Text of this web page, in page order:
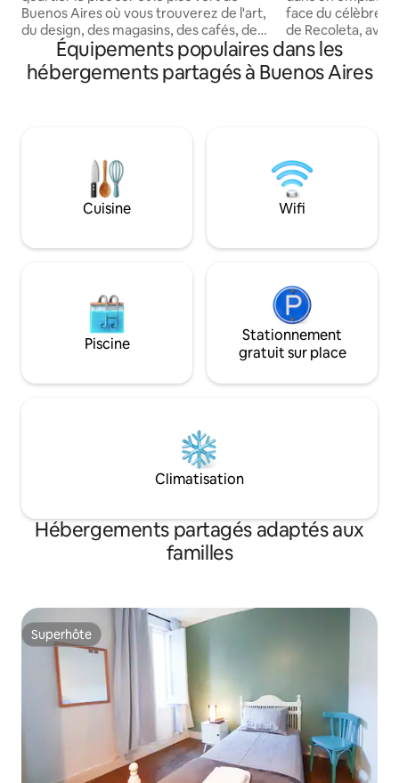
Buenos Aires où vous trouverez de l'art,
du design, des magasins, des cafés, des
restaurants, des musées et de la
meilleure vie nocturne ! Notre maison,
est une construction typique du 19ème
vidéos et plus encore !. Une cour
coloniale pour profiter d'une fraîche
matinée avant d'aller profiter !
face du célèbre
de Recoleta,
mausolées. À quelques pas d'une
grande variété
cafés et de tous
Heras et Av.
avec connexion
Équipements populaires dans les
hébergements partagés à Buenos Aires
Cuisine Wifi
Piscine
Stationnement
gratuit sur place
Climatisation
Hébergements partagés adaptés aux
familles
Superhôte
Superhôte